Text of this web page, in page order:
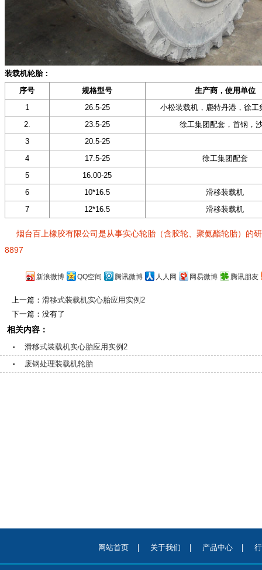
装载机轮胎：
序号
规格型号
生产商，使用单位
1
26.5-25
小松装载机，鹿特丹港，徐工
2.
23.5-25
徐工集团配套，首钢，
3
20.5-25
4
17.5-25
徐工集团配套
5
16.00-25
6
10*16.5
滑移装载机
7
12*16.5 滑移装载机
烟台百上橡胶有限公司是从事实心轮胎（含胶轮、聚氨酯轮胎）的
8897
新浪微博 QQ空间 腾讯微博 人人网 网易微博 腾讯朋友
上一篇： 滑移式装载机实心胎应用实例2
下一篇：没有了
相关内容：
滑移式装载机实心胎应用实例2
废钢处理装载机轮胎
网站首页 关于我们 产品中心